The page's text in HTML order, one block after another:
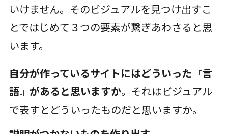
いけません。そのビジュアルを見つけ出すこ
とではじめて３つの要素が繋ぎあわさると思
います。
自分が作っているサイトにはどういった『言
語』があると思いますか。それはビジュアル
で表すとどういったものだと思いますか。